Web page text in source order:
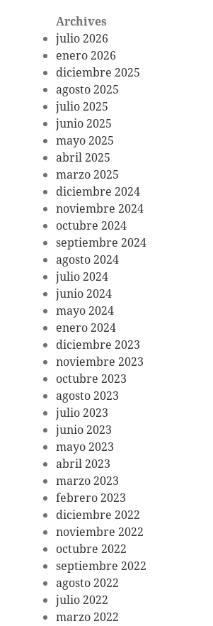
Archives
julio 2026
enero 2026
diciembre 2025
agosto 2025
julio 2025
junio 2025
mayo 2025
abril 2025
marzo 2025
diciembre 2024
noviembre 2024
octubre 2024
septiembre 2024
agosto 2024
julio 2024
junio 2024
mayo 2024
enero 2024
diciembre 2023
noviembre 2023
octubre 2023
agosto 2023
julio 2023
junio 2023
mayo 2023
abril 2023
marzo 2023
febrero 2023
diciembre 2022
noviembre 2022
octubre 2022
septiembre 2022
agosto 2022
julio 2022
marzo 2022